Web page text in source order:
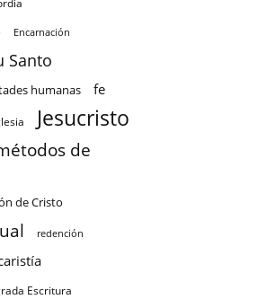
Encarnación
Santo
humanas fe
Jesucristo
de
de Cristo
redención
Escritura